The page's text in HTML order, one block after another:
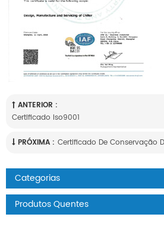
ANTERIOR :
Certificado Iso9001
PRÓXIMA : Certificado De Conservação
Categorias
Produtos Quentes